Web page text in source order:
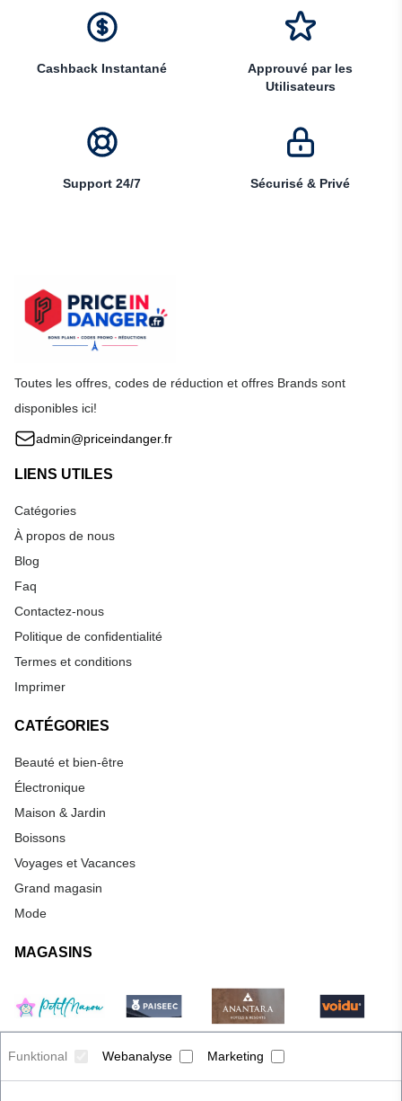
Cashback Instantané
Approuvé par les
Utilisateurs
Support 24/7 Sécurisé & Privé
Funktional Webanalyse Marketing
Toutes les offres, codes de réduction et offres Brands sont
disponibles ici!
admin@priceindanger.fr
LIENS UTILES
Catégories
À propos de nous
Blog
Faq
Contactez-nous
Politique de confidentialité
Termes et conditions
Imprimer
CATÉGORIES
Beauté et bien-être
Électronique
Maison & Jardin
Boissons
Voyages et Vacances
Grand magasin
Mode
MAGASINS